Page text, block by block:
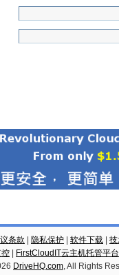
条款 隐私保护 软件下载
FirstCloudIT云主机托管平台
DriveHQ.com, All Rights